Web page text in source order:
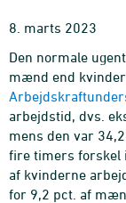
8. marts 2023
Den normale
mænd end
arbejdstid, dvs.
mens den var
fire timers forskel
af kvinderne
for 9,2 pct. af